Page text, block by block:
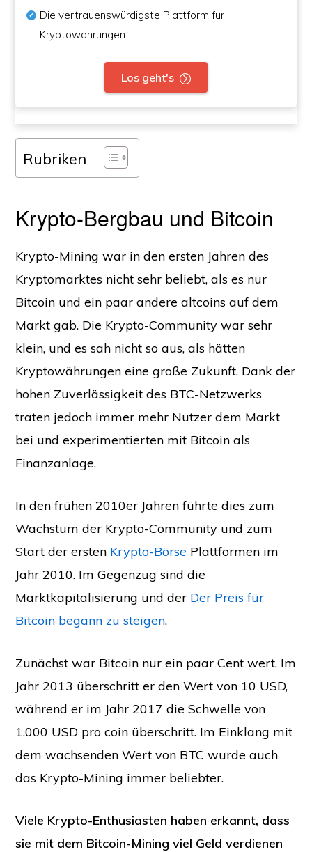
Die vertrauenswürdigste Plattform für
Kryptowährungen
Los geht's
Rubriken
Krypto-Bergbau und Bitcoin
Krypto-Mining war in den ersten Jahren des
Kryptomarktes nicht sehr beliebt, als es nur
Bitcoin und ein paar andere altcoins auf dem
Markt gab. Die Krypto-Community war sehr
klein, und es sah nicht so aus, als hätten
Kryptowährungen eine große Zukunft. Dank der
hohen Zuverlässigkeit des BTC-Netzwerks
traten jedoch immer mehr Nutzer dem Markt
bei und experimentierten mit Bitcoin als
Finanzanlage.
In den frühen 2010er Jahren führte dies zum
Wachstum der Krypto-Community und zum
Start der ersten Krypto-Börse Plattformen im
Jahr 2010. Im Gegenzug sind die
Marktkapitalisierung und der Der Preis für
Bitcoin begann zu steigen.
Zunächst war Bitcoin nur ein paar Cent wert. Im
Jahr 2013 überschritt er den Wert von 10 USD,
während er im Jahr 2017 die Schwelle von
1.000 USD pro coin überschritt. Im Einklang mit
dem wachsenden Wert von BTC wurde auch
das Krypto-Mining immer beliebter.
Viele Krypto-Enthusiasten haben erkannt, dass
sie mit dem Bitcoin-Mining viel Geld verdienen